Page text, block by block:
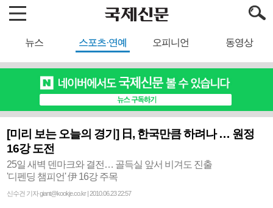
뉴스 스포츠·연예 오피니언 동영상
[미리 보는 오늘의 경기] 日, 한국만큼 하려나 … 원정
16강 도전
25일 새벽 덴마크와 결전… 골득실 앞서 비겨도 진출
'디펜딩 챔피언' 伊 16강 주목
신수건 기자 giant@kookje.co.kr | 2010.06.23 22:57